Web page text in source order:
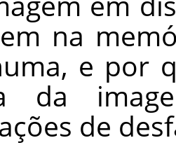
na
e por
da
de